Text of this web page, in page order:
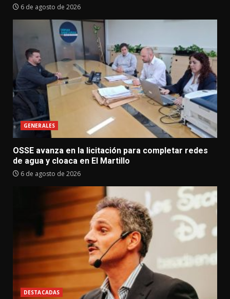
6 de agosto de 2026
GENERALES
OSSE avanza en la licitación para completar redes
de agua y cloaca en El Martillo
6 de agosto de 2026
DESTACADAS